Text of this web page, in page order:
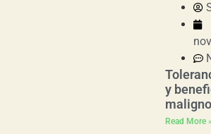
y
maligno
Read More »